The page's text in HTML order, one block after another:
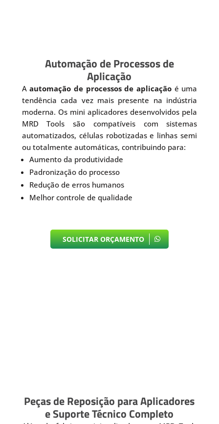
Automação de Processos de
Aplicação
Aautomação de processos de aplicaçãoé uma
tendência cada vez mais presente na indústria
moderna. Os mini aplicadores desenvolvidos pela
MRD Tools são compatíveis com sistemas
automatizados, células robotizadas e linhas semi
ou totalmente automáticas, contribuindo para:
Aumento da produtividade
Padronização do processo
Redução de erros humanos
Melhor controle de qualidade
SOLICITAR ORÇAMENTO
Peças de Reposição para Aplicadores
e Suporte Técnico Completo